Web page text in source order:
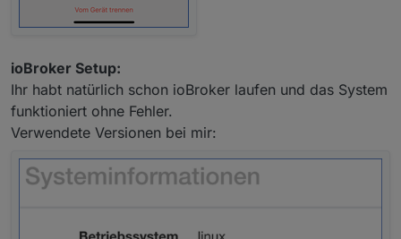
ioBroker Setup:
Ihr habt natürlich schon ioBroker laufen und das System
funktioniert ohne Fehler.
Verwendete Versionen bei mir: